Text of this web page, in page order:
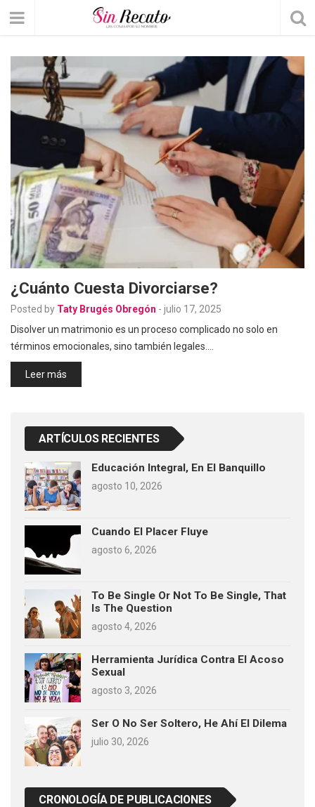
¿Cuánto Cuesta Divorciarse?
Posted by Taty Brugés Obregón - julio 17, 2025
Disolver un matrimonio es un proceso complicado no solo en
términos emocionales, sino también legales.…
Leer más
ARTÍCULOS RECIENTES
Educación Integral, En El Banquillo
agosto 10, 2026
Cuando El Placer Fluye
agosto 6, 2026
To Be Single Or Not To Be Single, That
Is The Question
agosto 4, 2026
Herramienta Jurídica Contra El Acoso
Sexual
agosto 3, 2026
Ser O No Ser Soltero, He Ahí El Dilema
julio 30, 2026
CRONOLOGÍA DE PUBLICACIONES